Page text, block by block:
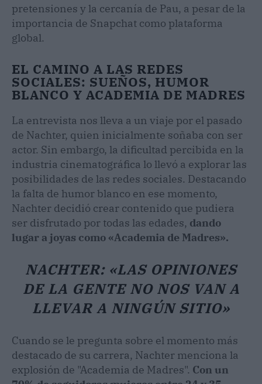
pretensiones y la cercanía de Pau, a pesar de la
importancia de Snapchat como plataforma
global.
EL CAMINO A LAS REDES
SOCIALES: SUEÑOS, HUMOR
BLANCO Y ACADEMIA DE MADRES
La entrevista nos lleva a un viaje por el pasado
de Nachter, quien inicialmente soñaba con ser
actor. Sin embargo, la dificultad percibida en la
industria cinematográfica lo llevó a explorar las
posibilidades de las redes sociales. Destacando
la falta de humor blanco en ese momento,
Nachter decidió crear contenido que pudiera
ser disfrutado por todas las edades, dando
lugar a joyas como «Academia de Madres».
NACHTER: «LAS OPINIONES
DE LA GENTE NO NOS VAN A
LLEVAR A NINGÚN SITIO»
Cuando se le pregunta sobre el momento más
destacado de su carrera, Nachter menciona la
explosión de "Academia de Madres". Con un